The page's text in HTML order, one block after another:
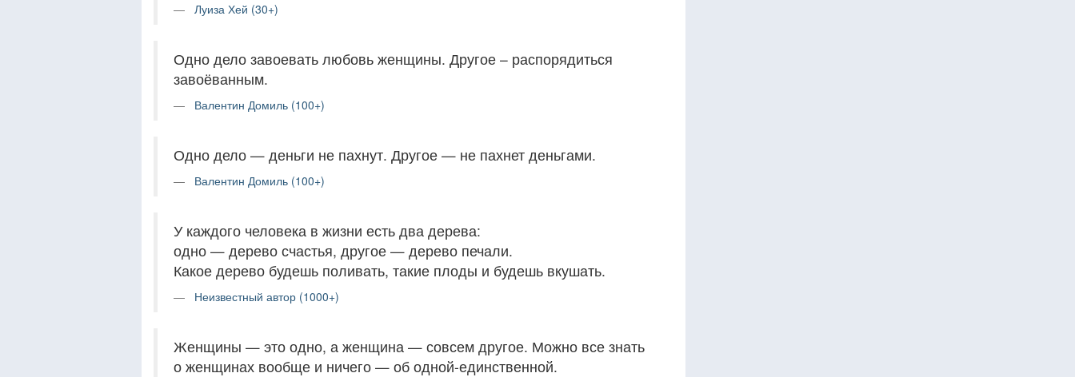
Луиза Хей (30+)
Одно дело завоевать любовь женщины. Другое – распорядиться
завоёванным.
Валентин Домиль (100+)
Одно дело — деньги не пахнут. Другое — не пахнет деньгами.
Валентин Домиль (100+)
У каждого человека в жизни есть два дерева:
одно — дерево счастья, другое — дерево печали.
Какое дерево будешь поливать, такие плоды и будешь вкушать.
Неизвестный автор (1000+)
Женщины — это одно, а женщина — совсем другое. Можно все знать
о женщинах вообще и ничего — об одной-единственной.